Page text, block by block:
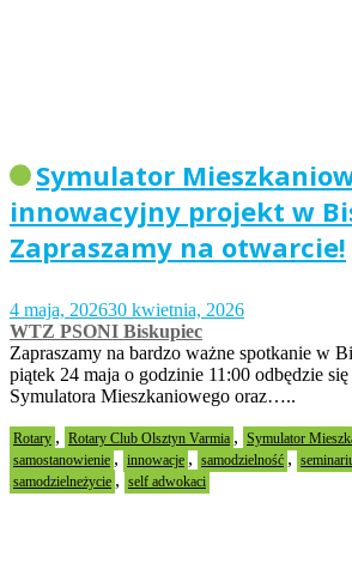
Symulator
innowacyjny projekt w
Zapraszamy na otwarcie!
4 maja, 202630 kwietnia, 2026
WTZ PSONI Biskupiec
Zapraszamy na bardzo ważne spotkanie w
piątek 24 maja o godzinie 11:00 odbędzie
Symulatora Mieszkaniowego oraz…..
Rotary , Rotary Club Olsztyn Varmia , Symulator
samostanowienie , innowacje , samodzielność ,
samodzielneżycie , self adwokaci